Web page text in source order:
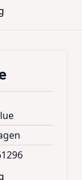
motor geluid